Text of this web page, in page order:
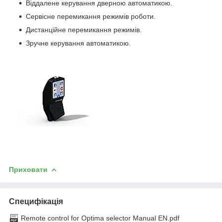
Віддалене керування дверною автоматикою.
Сервісне перемикання режимів роботи.
Дистанційне перемикання режимів.
Зручне керування автоматикою.
Приховати
Специфікація
Remote control for Optima selector Manual EN.pdf